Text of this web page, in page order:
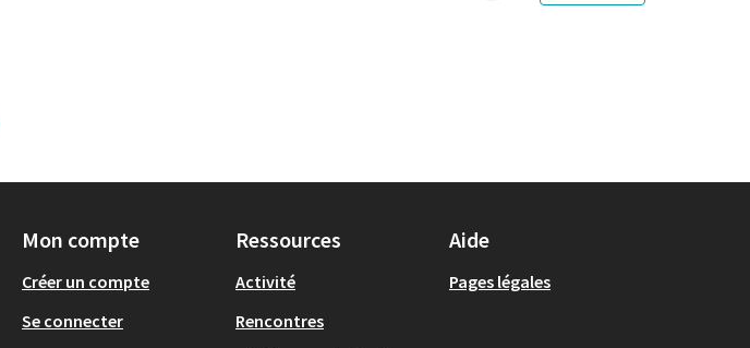
Mon compte
Créer un compte
Se connecter
Ressources
Activité
Rencontres
Aide
Pages légales